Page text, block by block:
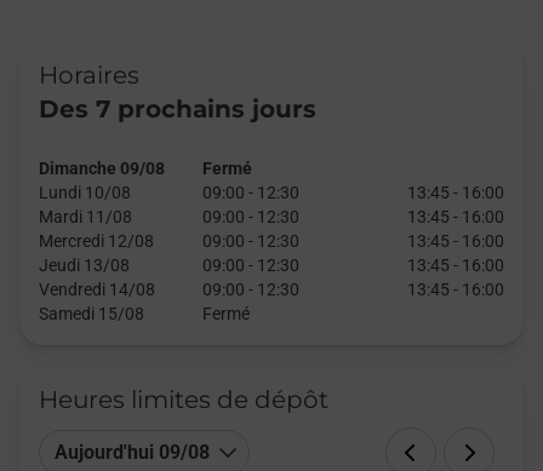
Horaires
Des 7 prochains jours
Dimanche 09/08
Fermé
Lundi 10/08
09:00 - 12:30 13:45 - 16:00
Mardi 11/08
09:00 - 12:30 13:45 - 16:00
Mercredi 12/08
09:00 - 12:30 13:45 - 16:00
Jeudi 13/08
09:00 - 12:30 13:45 - 16:00
Vendredi 14/08
09:00 - 12:30 13:45 - 16:00
Samedi 15/08
Fermé
Heures limites de dépôt
Aujourd'hui 09/08